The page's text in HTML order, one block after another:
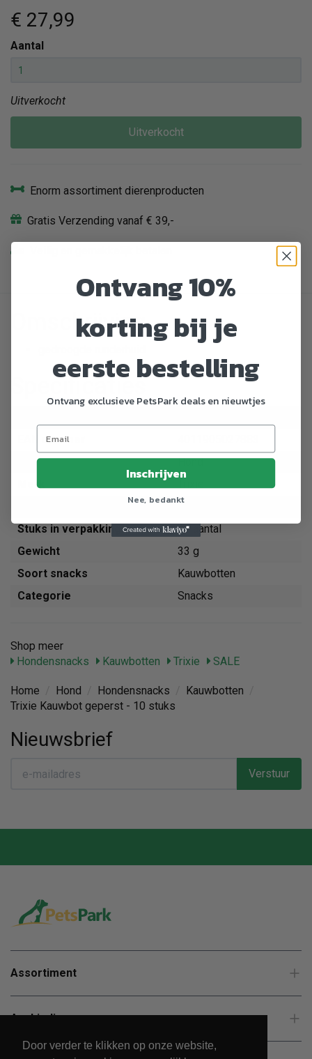
Door verder te klikken op onze website,
€ 27,99
Aantal
Uitverkocht
Uitverkocht
Enorm assortiment dierenproducten
Gratis Verzending vanaf € 39,-
Omschrijving
Specificaties
EAN nummer
Dier
Hond
Merk
geperst
Stuks in verpakking
10 aantal
Gewicht
33 g
Soort snacks
Kauwbotten
Categorie
Snacks
Shop meer
Hondensnacks
Kauwbotten Trixie SALE
Home Hond Hondensnacks Kauwbotten
Trixie Kauwbot geperst - 10 stuks
Nieuwsbrief
Verstuur
Assortiment
Aanbiedingen
Ontvang 10%
korting bij je
eerste bestelling
Ontvang exclusieve PetsPark deals en nieuwtjes
Inschrijven
Nee, bedankt